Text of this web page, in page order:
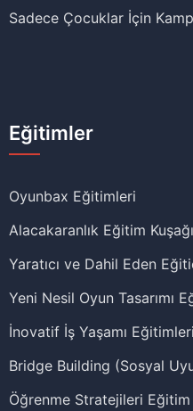
Sadece Çocuklar İçin
Eğitimler
Oyunbax Eğitimleri
Alacakaranlık Eğitim Kuşağı
Yaratıcı ve Dahil Eden
Yeni Nesil Oyun Tasarımı
İnovatif İş Yaşamı Eğitimleri
Bridge Building (Sosyal
Öğrenme Stratejileri Eğitim